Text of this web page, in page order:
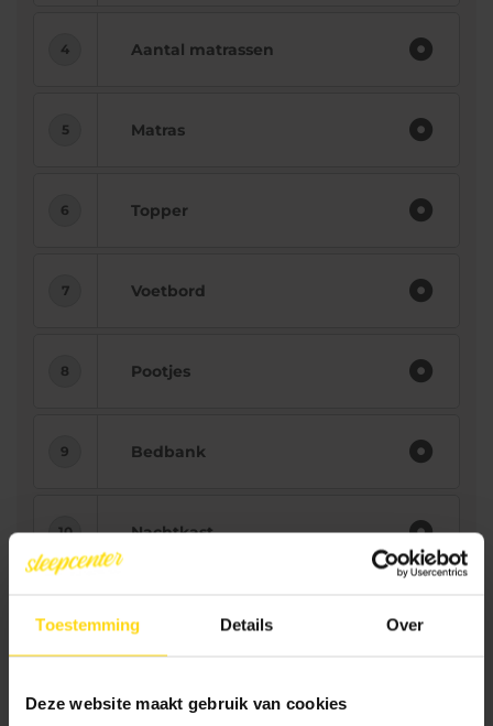
Toestemming Details Over
Deze website maakt gebruik van cookies
Aantal matrassen
Matras
Topper
Voetbord
Pootjes
Bedbank
Nachtkast